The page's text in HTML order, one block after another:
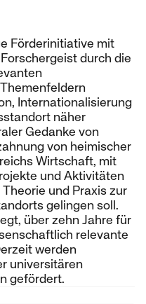
Förderinitiative mit
durch die
Internationalisierung
näher
Gedanke von
von heimischer
Wirtschaft, mit
und Aktivitäten
und Praxis zur
gelingen soll.
über zehn Jahre für
relevante
werden
universitären
gefördert.